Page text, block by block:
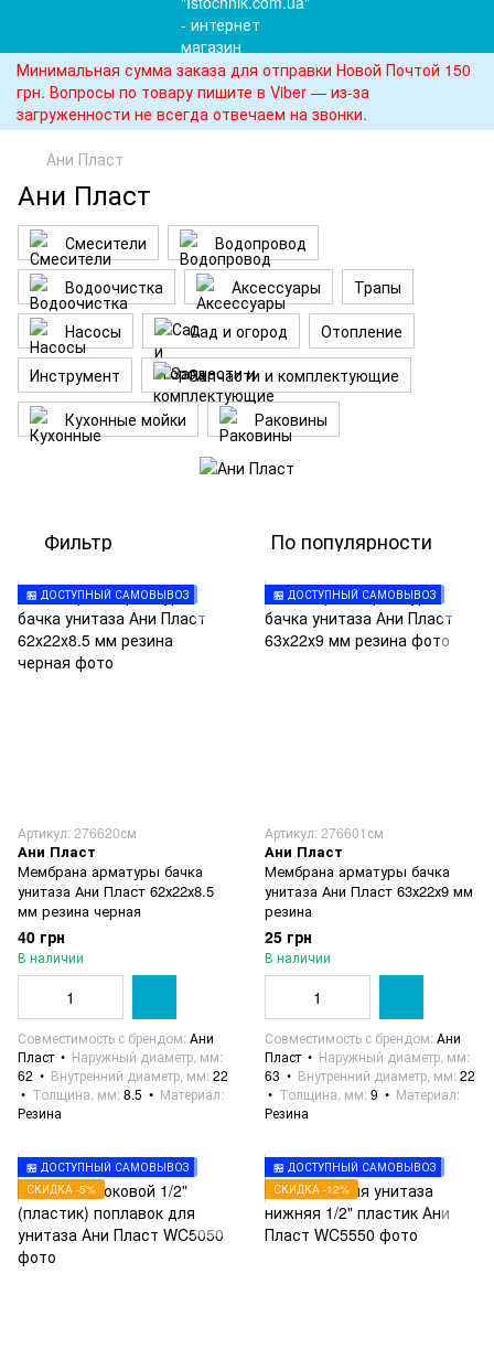
Минимальная сумма заказа для отправки Новой Почтой 150
грн. Вопросы по товару пишите в Viber — из-за
загруженности не всегда отвечаем на звонки.
Ани Пласт
Ани Пласт
Смесители
Водопровод
Водоочистка
Аксессуары
Трапы
Насосы
Сад и огород
Отопление
Инструмент
Запчасти и комплектующие
Кухонные мойки
Раковины
Фильтр По популярности
🏪 ДОСТУПНЫЙ САМОВЫВОЗ
Артикул: 276620см
Ани Пласт
Мембрана арматуры бачка
унитаза Ани Пласт 62х22х8.5
мм резина черная
40 грн
В наличии
Совместимость с брендом Ани
Пласт
Наружный диаметр, мм
62
Внутренний диаметр, мм 22
Толщина, мм 8.5
Материал
Резина
🏪 ДОСТУПНЫЙ САМОВЫВОЗ
Артикул: 276601см
Ани Пласт
Мембрана арматуры бачка
унитаза Ани Пласт 63х22х9 мм
резина
25 грн
В наличии
Совместимость с брендом Ани
Пласт
Наружный диаметр, мм
63
Внутренний диаметр, мм 22
Толщина, мм 9
Материал
Резина
🏪 ДОСТУПНЫЙ САМОВЫВОЗ
СКИДКА -5%
🏪 ДОСТУПНЫЙ САМОВЫВОЗ
СКИДКА -12%